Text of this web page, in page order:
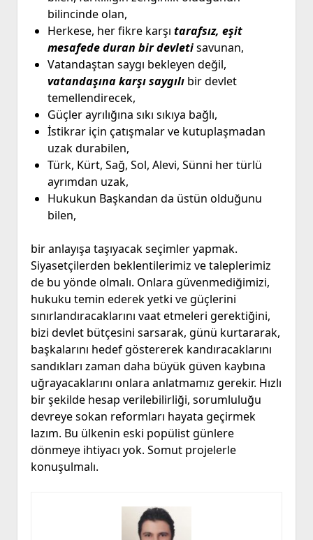
bilincinde olan,
Herkese, her fikre karşı tarafsız, eşit
mesafede duran bir devletisavunan,
Vatandaştan saygı bekleyen değil,
vatandaşına karşı saygılıbir devlet
temellendirecek,
Güçler ayrılığına sıkı sıkıya bağlı,
İstikrar için çatışmalar ve kutuplaşmadan
uzak durabilen,
Türk, Kürt, Sağ, Sol, Alevi, Sünni her türlü
ayrımdan uzak,
Hukukun Başkandan da üstün olduğunu
bilen,
bir anlayışa taşıyacak seçimler yapmak.
Siyasetçilerden beklentilerimiz ve taleplerimiz
de bu yönde olmalı. Onlara güvenmediğimizi,
hukuku temin ederek yetki ve güçlerini
sınırlandıracaklarını vaat etmeleri gerektiğini,
bizi devlet bütçesini sarsarak, günü kurtararak,
başkalarını hedef göstererek kandıracaklarını
sandıkları zaman daha büyük güven kaybına
uğrayacaklarını onlara anlatmamız gerekir. Hızlı
bir şekilde hesap verilebilirliği, sorumluluğu
devreye sokan reformları hayata geçirmek
lazım. Bu ülkenin eski popülist günlere
dönmeye ihtiyacı yok. Somut projelerle
konuşulmalı.